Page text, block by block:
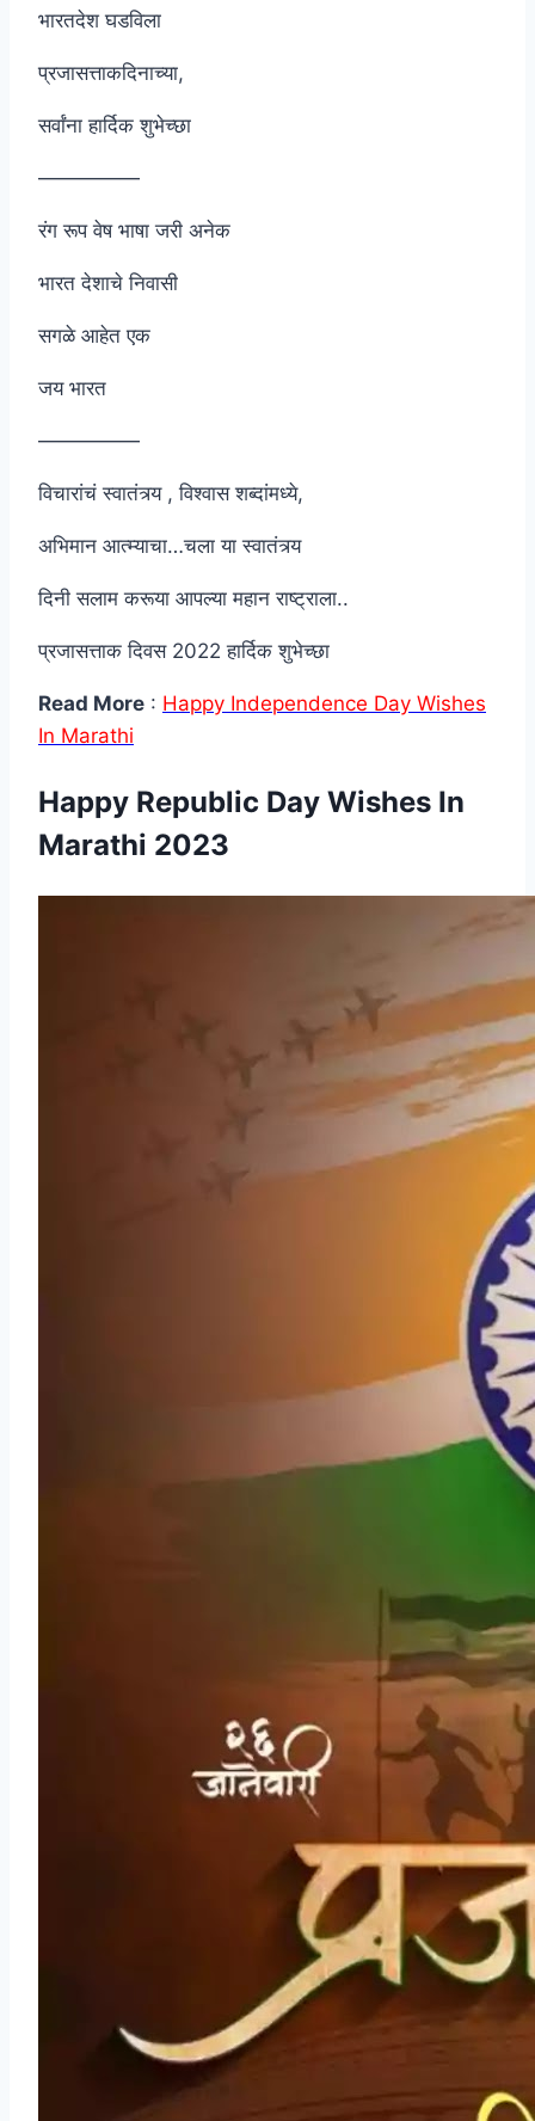
भारतदेश घडविला
प्रजासत्ताकदिनाच्या,
सर्वांना हार्दिक शुभेच्छा
—————
रंग रूप वेष भाषा जरी अनेक
भारत देशाचे निवासी
सगळे आहेत एक
जय भारत
—————
विचारांचं स्वातंत्र्य , विश्वास शब्दांमध्ये,
अभिमान आत्म्याचा…चला या स्वातंत्र्य
दिनी सलाम करूया आपल्या महान राष्ट्राला..
प्रजासत्ताक दिवस 2022 हार्दिक शुभेच्छा
Read More : Happy Independence Day Wishes
In Marathi
Happy Republic Day Wishes In
Marathi 2023